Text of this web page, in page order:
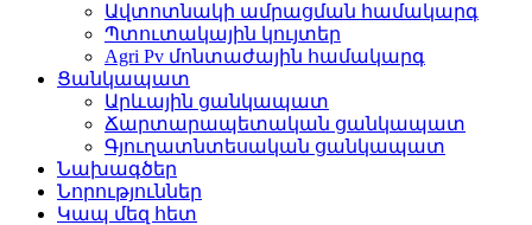
Ավտոտնակի ամրացման համակարգ
Պտուտակային կույտեր
Agri Pv մոնտաժային համակարգ
Ցանկապատ
Արևային ցանկապատ
Ճարտարապետական ցանկապատ
Գյուղատնտեսական ցանկապատ
Նախագծեր
Նորություններ
Կապ մեզ հետ